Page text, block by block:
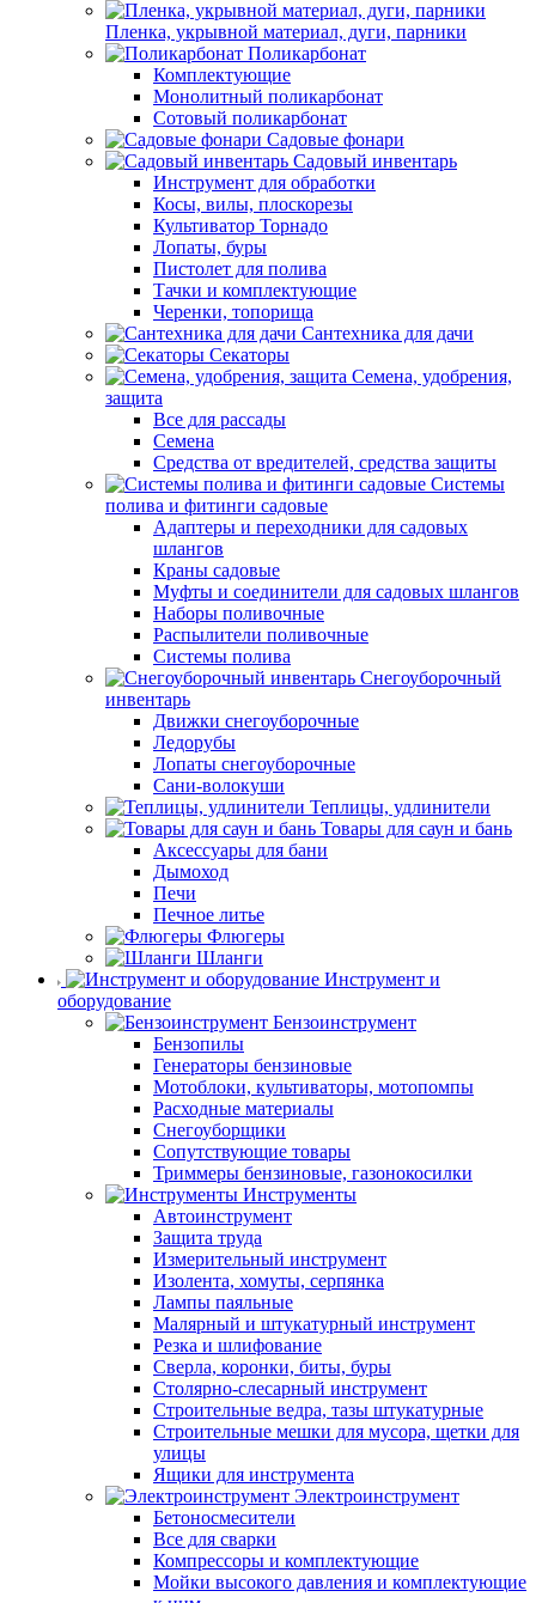
Пленка, укрывной материал, дуги, парники
Поликарбонат
Комплектующие
Монолитный поликарбонат
Сотовый поликарбонат
Садовые фонари
Садовый инвентарь
Инструмент для обработки
Косы, вилы, плоскорезы
Культиватор Торнадо
Лопаты, буры
Пистолет для полива
Тачки и комплектующие
Черенки, топорища
Сантехника для дачи
Секаторы
Семена, удобрения,
защита
Все для рассады
Семена
Средства от вредителей, средства защиты
Системы
полива и фитинги садовые
Адаптеры и переходники для садовых
шлангов
Краны садовые
Муфты и соединители для садовых шлангов
Наборы поливочные
Распылители поливочные
Системы полива
Снегоуборочный
инвентарь
Движки снегоуборочные
Ледорубы
Лопаты снегоуборочные
Сани-волокуши
Теплицы, удлинители
Товары для саун и бань
Аксессуары для бани
Дымоход
Печи
Печное литье
Флюгеры
Шланги
Инструмент и
оборудование
Бензоинструмент
Бензопилы
Генераторы бензиновые
Мотоблоки, культиваторы, мотопомпы
Расходные материалы
Снегоуборщики
Сопутствующие товары
Триммеры бензиновые, газонокосилки
Инструменты
Автоинструмент
Защита труда
Измерительный инструмент
Изолента, хомуты, серпянка
Лампы паяльные
Малярный и штукатурный инструмент
Резка и шлифование
Сверла, коронки, биты, буры
Столярно-слесарный инструмент
Строительные ведра, тазы штукатурные
Строительные мешки для мусора, щетки для
улицы
Ящики для инструмента
Электроинструмент
Бетоносмесители
Все для сварки
Компрессоры и комплектующие
Мойки высокого давления и комплектующие